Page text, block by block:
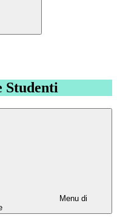
Studenti
Menu di